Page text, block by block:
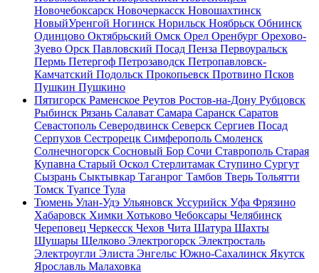
Новочебоксарск Новочеркасск Новошахтинск
НовыйУренгой Ногинск Норильск Ноябрьск Обнинск
Одинцово Октябрьский Омск Орел Оренбург Орехово-
Зуево Орск Павловский Посад Пенза Первоуральск
Пермь Петергоф Петрозаводск Петропавловск-
Камчатский Подольск Прокопьевск Протвино Псков
Пушкин Пушкино
Пятигорск Раменское Реутов Ростов-на-Дону Рубцовск
Рыбинск Рязань Салават Самара Саранск Саратов
Севастополь Северодвинск Северск Сергиев Посад
Серпухов Сестрорецк Симферополь Смоленск
Солнечногорск Сосновый Бор Сочи Ставрополь Старая
Купавна Старый Оскол Стерлитамак Ступино Сургут
Сызрань Сыктывкар Таганрог Тамбов Тверь Тольятти
Томск Туапсе Тула
Тюмень Улан-Удэ Ульяновск Уссурийск Уфа Фрязино
Хабаровск Химки Хотьково Чебоксары Челябинск
Череповец Черкесск Чехов Чита Шатура Шахты
Шушары Щелково Электрогорск Электросталь
Электроугли Элиста Энгельс Южно-Сахалинск Якутск
Ярославль Малаховка